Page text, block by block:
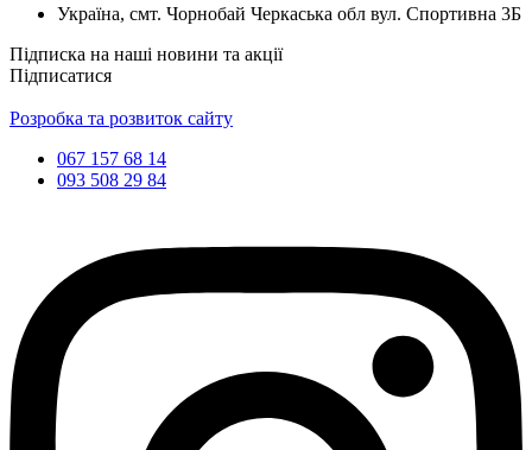
Україна, смт. Чорнобай Черкаська обл вул. Спортивна 3Б
Підписка на наші новини та акції
Підписатися
Розробка та розвиток сайту
067 157 68 14
093 508 29 84